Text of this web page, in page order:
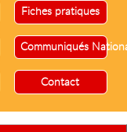
Fiches pratiques
Communiqués
Contact